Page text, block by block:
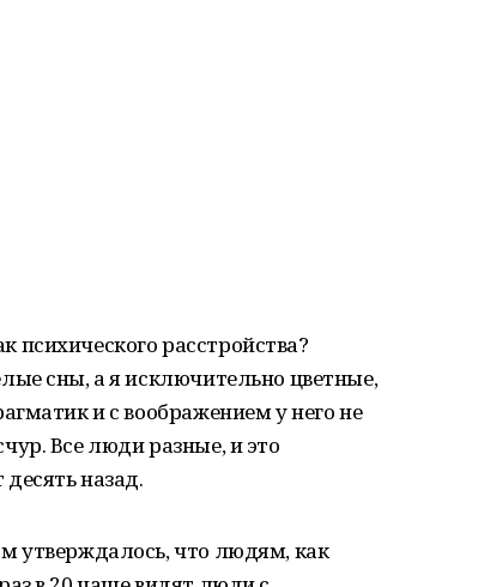
психического расстройства?
сны, а я исключительно цветные,
и с воображением у него не
Все люди разные, и это
назад.
утверждалось, что людям, как